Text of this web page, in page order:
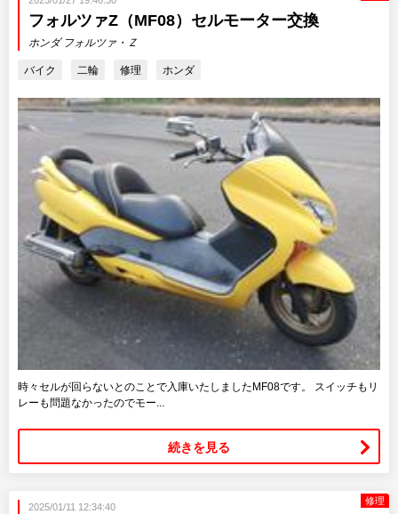
フォルツァZ（MF08）セルモーター交換
ホンダ フォルツァ・Ｚ
バイク 二輪 修理 ホンダ
時々セルが回らないとのことで入庫いたしましたMF08です。 スイッチもリ
レーも問題なかったのでモー...
続きを見る
修理
2025/01/11 12:34:40